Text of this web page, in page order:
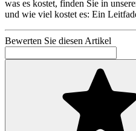
was es kostet, finden Sie in
und wie viel kostet es: Ein
Bewerten Sie diesen Artikel